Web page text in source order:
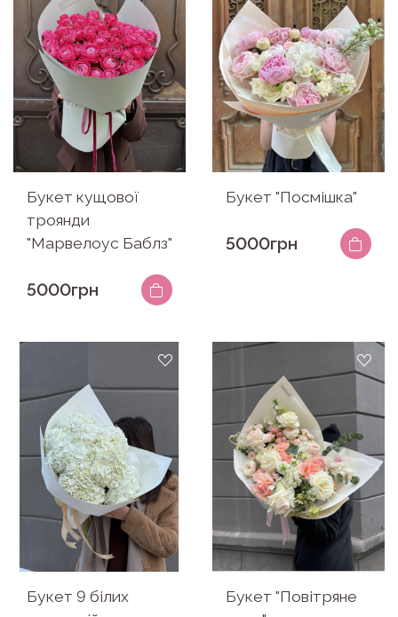
Букет кущової
троянди
"Марвелоус Баблз"
5000грн
Букет "Посмішка"
5000грн
Букет 9 білих
Букет "Повітряне